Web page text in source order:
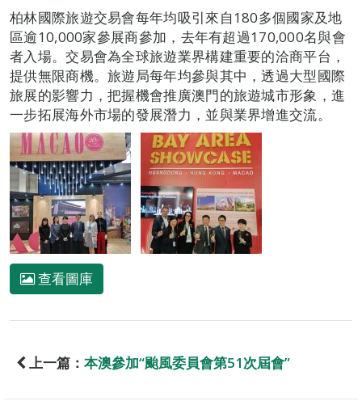
柏林國際旅遊交易會每年均吸引來自180多個國家及地
區逾10,000家參展商參加，去年有超過170,000名與會
者入場。交易會為全球旅遊業界構建重要的洽商平台，
提供無限商機。旅遊局每年均參與其中，透過大型國際
旅展的影響力，把握機會推廣澳門的旅遊城市形象，進
一步拓展海外市場的發展潛力，並與業界增進交流。
查看圖庫
上一篇： 本澳參加“颱風委員會第51次屆會”